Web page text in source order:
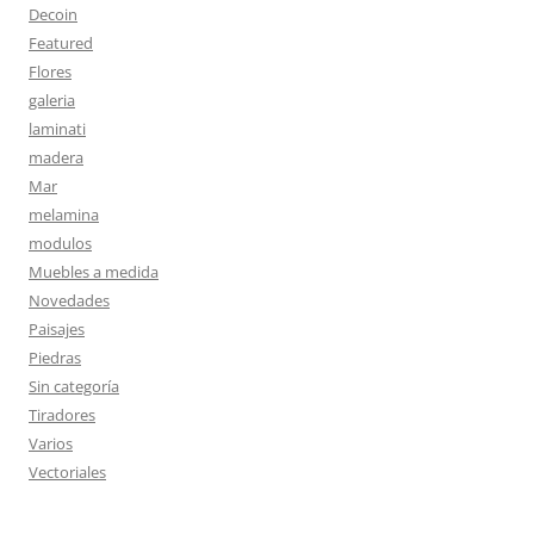
Decoin
Featured
Flores
galeria
laminati
madera
Mar
melamina
modulos
Muebles a medida
Novedades
Paisajes
Piedras
Sin categoría
Tiradores
Varios
Vectoriales